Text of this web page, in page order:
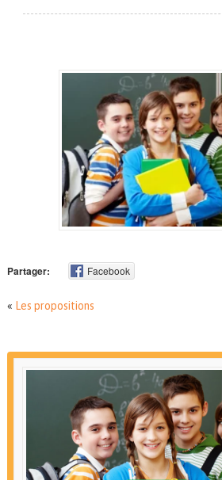
Partager: Facebook
« Les propositions